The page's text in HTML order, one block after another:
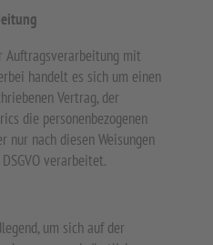
Auftragsverarbeitung mit
handelt es sich um einen
Vertrag, der
die personenbezogenen
nur nach diesen Weisungen
verarbeitet.
um sich auf der